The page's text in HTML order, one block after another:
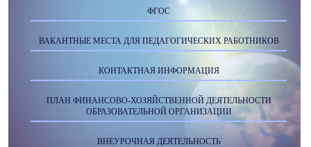
ФГОС
ВАКАНТНЫЕ МЕСТА ДЛЯ ПЕДАГОГИЧЕСКИХ РАБОТНИКОВ
КОНТАКТНАЯ ИНФОРМАЦИЯ
ПЛАН ФИНАНСОВО-ХОЗЯЙСТВЕННОЙ ДЕЯТЕЛЬНОСТИ
ОБРАЗОВАТЕЛЬНОЙ ОРГАНИЗАЦИИ
ВНЕУРОЧНАЯ ДЕЯТЕЛЬНОСТЬ